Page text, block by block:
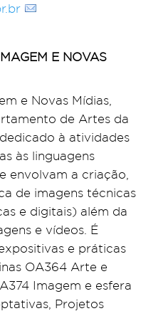
E NOVAS
e Novas Mídias,
de Artes da
à atividades
às linguagens
envolvam a criação,
de imagens técnicas
e digitais) além da
e vídeos. É
e práticas
OA364 Arte e
Imagem e esfera
Projetos